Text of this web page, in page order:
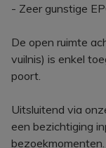
- Zeer gunstige
De open ruimte
vuilnis) is enkel
poort.
Uitsluitend via
een bezichtiging